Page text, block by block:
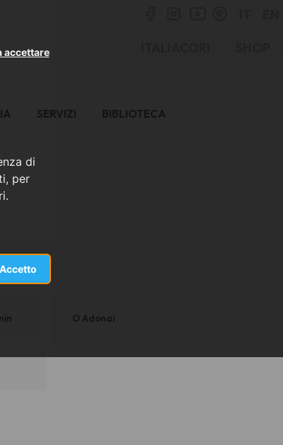
di
per
Accetto
accettare
SERVIZI BIBLIOTECA
O Adonai